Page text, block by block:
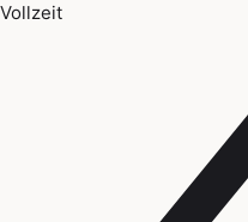
Vollzeit